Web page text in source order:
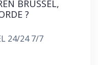
BRUSSEL,
?
24/24 7/7